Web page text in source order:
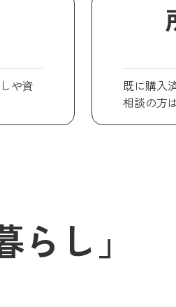
や資
既に購入
相談の方
らし」